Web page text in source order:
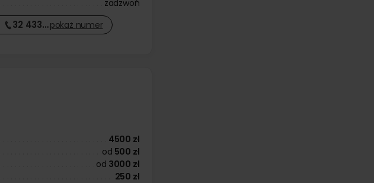
zadzwoń
32 433…pokaż numer
4500 zł
od 500 zł
od 3000 zł
250 zł